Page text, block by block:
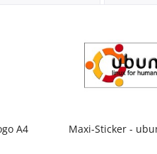
A4 Maxi-Sticker -